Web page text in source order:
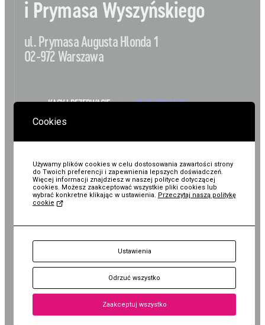
Aktualności
Kontakt i Zespół
BIP
Nauka
Projekty
Pawła II
KUP
Bilet
i Prymasa Wyszyńskiego
ul. Prymasa Augusta Hlonda 1
02-972 Warszawa
KASY I REZERWACJE: +48 22 308 14 91
BIURO:
al. Rzeczypospolitej 1
02-972 Warszawa
+48 22 308 14 91
Jana Pawła II
00-095 Warszawa
+48 22 620 27 25
Cookies
Używamy plików cookies w celu dostosowania zawartości strony
do Twoich preferencji i zapewnienia lepszych doświadczeń.
Więcej informacji znajdziesz w naszej polityce dotyczącej
cookies. Możesz zaakceptować wszystkie pliki cookies lub
wybrać konkretne klikając w ustawienia. Przeczytaj naszą politykę
cookie
Ustawienia
Odrzuć wszystko
Zaakceptuj wszystko